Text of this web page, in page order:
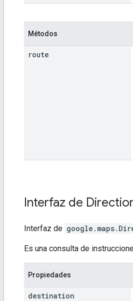
Métodos
route
Interfaz de
Interfaz de google.maps.
Es una consulta de
Propiedades
destination